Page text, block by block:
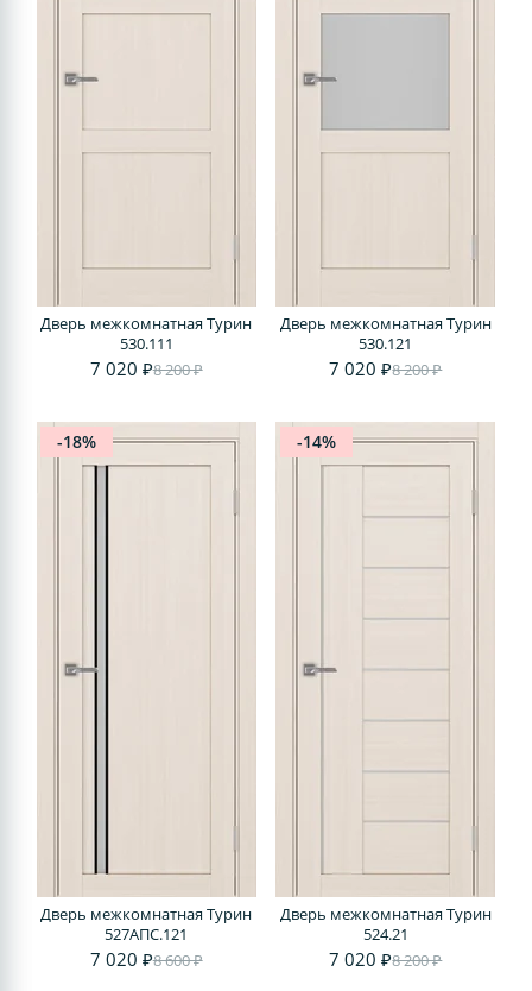
Дверь межкомнатная Турин
530.111
7 020 ₽8 200 ₽
Дверь межкомнатная Турин
530.121
7 020 ₽8 200 ₽
-18%
Дверь межкомнатная Турин
527АПС.121
7 020 ₽8 600 ₽
-14%
Дверь межкомнатная Турин
524.21
7 020 ₽8 200 ₽